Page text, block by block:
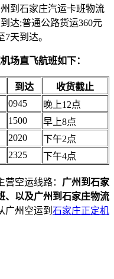
州到石家庄汽运卡班物流
达;普通公路货运360元
天到达。
直飞航班如下：
到达
收货截止
0945
晚上12点
1500
早上8点
2020
下午2点
2325 下午4点
空运线路： 广州到石家
、以及广州到石家庄物流
广州空运到 石家庄正定机